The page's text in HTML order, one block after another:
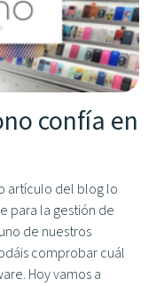
confía en
artículo del blog lo
para la gestión de
de nuestros
comprobar cuál
Hoy vamos a